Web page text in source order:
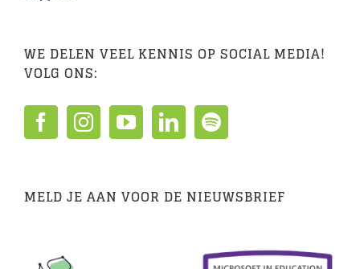
WE DELEN VEEL KENNIS OP SOCIAL MEDIA!
VOLG ONS:
MELD JE AAN VOOR DE NIEUWSBRIEF